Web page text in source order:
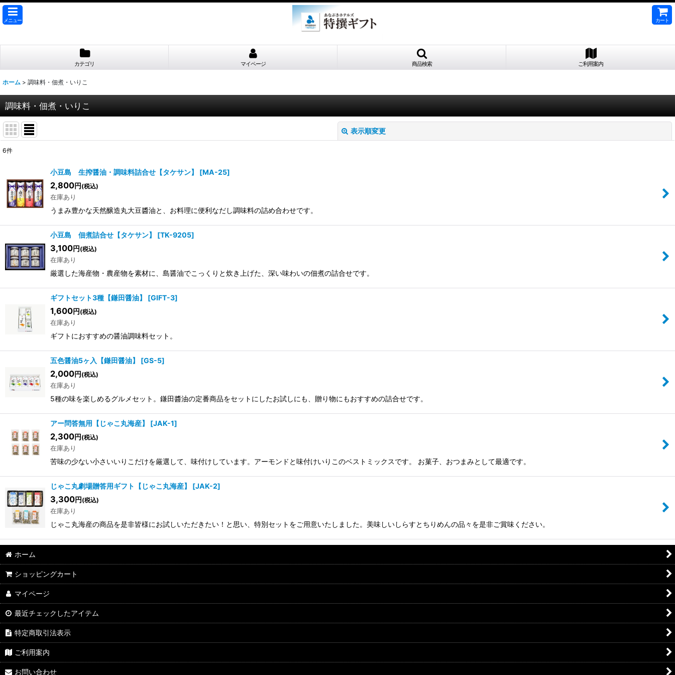
メニュー カート
カテゴリ マイページ 商品検索 ご利用案内
ホーム > 調味料・佃煮・いりこ
調味料・佃煮・いりこ
表示順変更
並び順:
6件
小豆島 生搾醤油・調味料詰合せ【タケサン】 [MA-25]
2,800円 (税込)
在庫あり
うまみ豊かな天然醸造丸大豆醬油と、お料理に便利なだし調味料の詰め合わせです。
小豆島 佃煮詰合せ【タケサン】 [TK-9205]
3,100円 (税込)
在庫あり
厳選した海産物・農産物を素材に、島醤油でこっくりと炊き上げた、深い味わいの佃煮の詰合せです。
ギフトセット3種【鎌田醤油】 [GIFT-3]
1,600円 (税込)
在庫あり
ギフトにおすすめの醤油調味料セット。
五色醤油5ヶ入【鎌田醤油】 [GS-5]
2,000円 (税込)
在庫あり
5種の味を楽しめるグルメセット。鎌田醬油の定番商品をセットにしたお試しにも、贈り物にもおすすめの詰合せです。
アー問答無用【じゃこ丸海産】 [JAK-1]
2,300円 (税込)
在庫あり
苦味の少ない小さいいりこだけを厳選して、味付けしています。アーモンドと味付けいりこのベストミックスです。 お菓子、おつまみとして最適です。
じゃこ丸劇場贈答用ギフト【じゃこ丸海産】 [JAK-2]
3,300円 (税込)
在庫あり
じゃこ丸海産の商品を是非皆様にお試しいただきたい！と思い、特別セットをご用意いたしました。美味しいしらすとちりめんの品々を是非ご賞味ください。
ホーム
ショッピングカート
マイページ
最近チェックしたアイテム
特定商取引法表示
ご利用案内
お問い合わせ